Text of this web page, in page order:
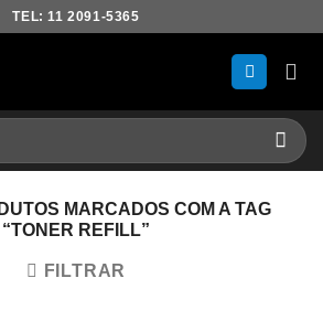
TEL: 11 2091-5365
MARCADOS COM A TAG
“TONER REFILL”
FILTRAR